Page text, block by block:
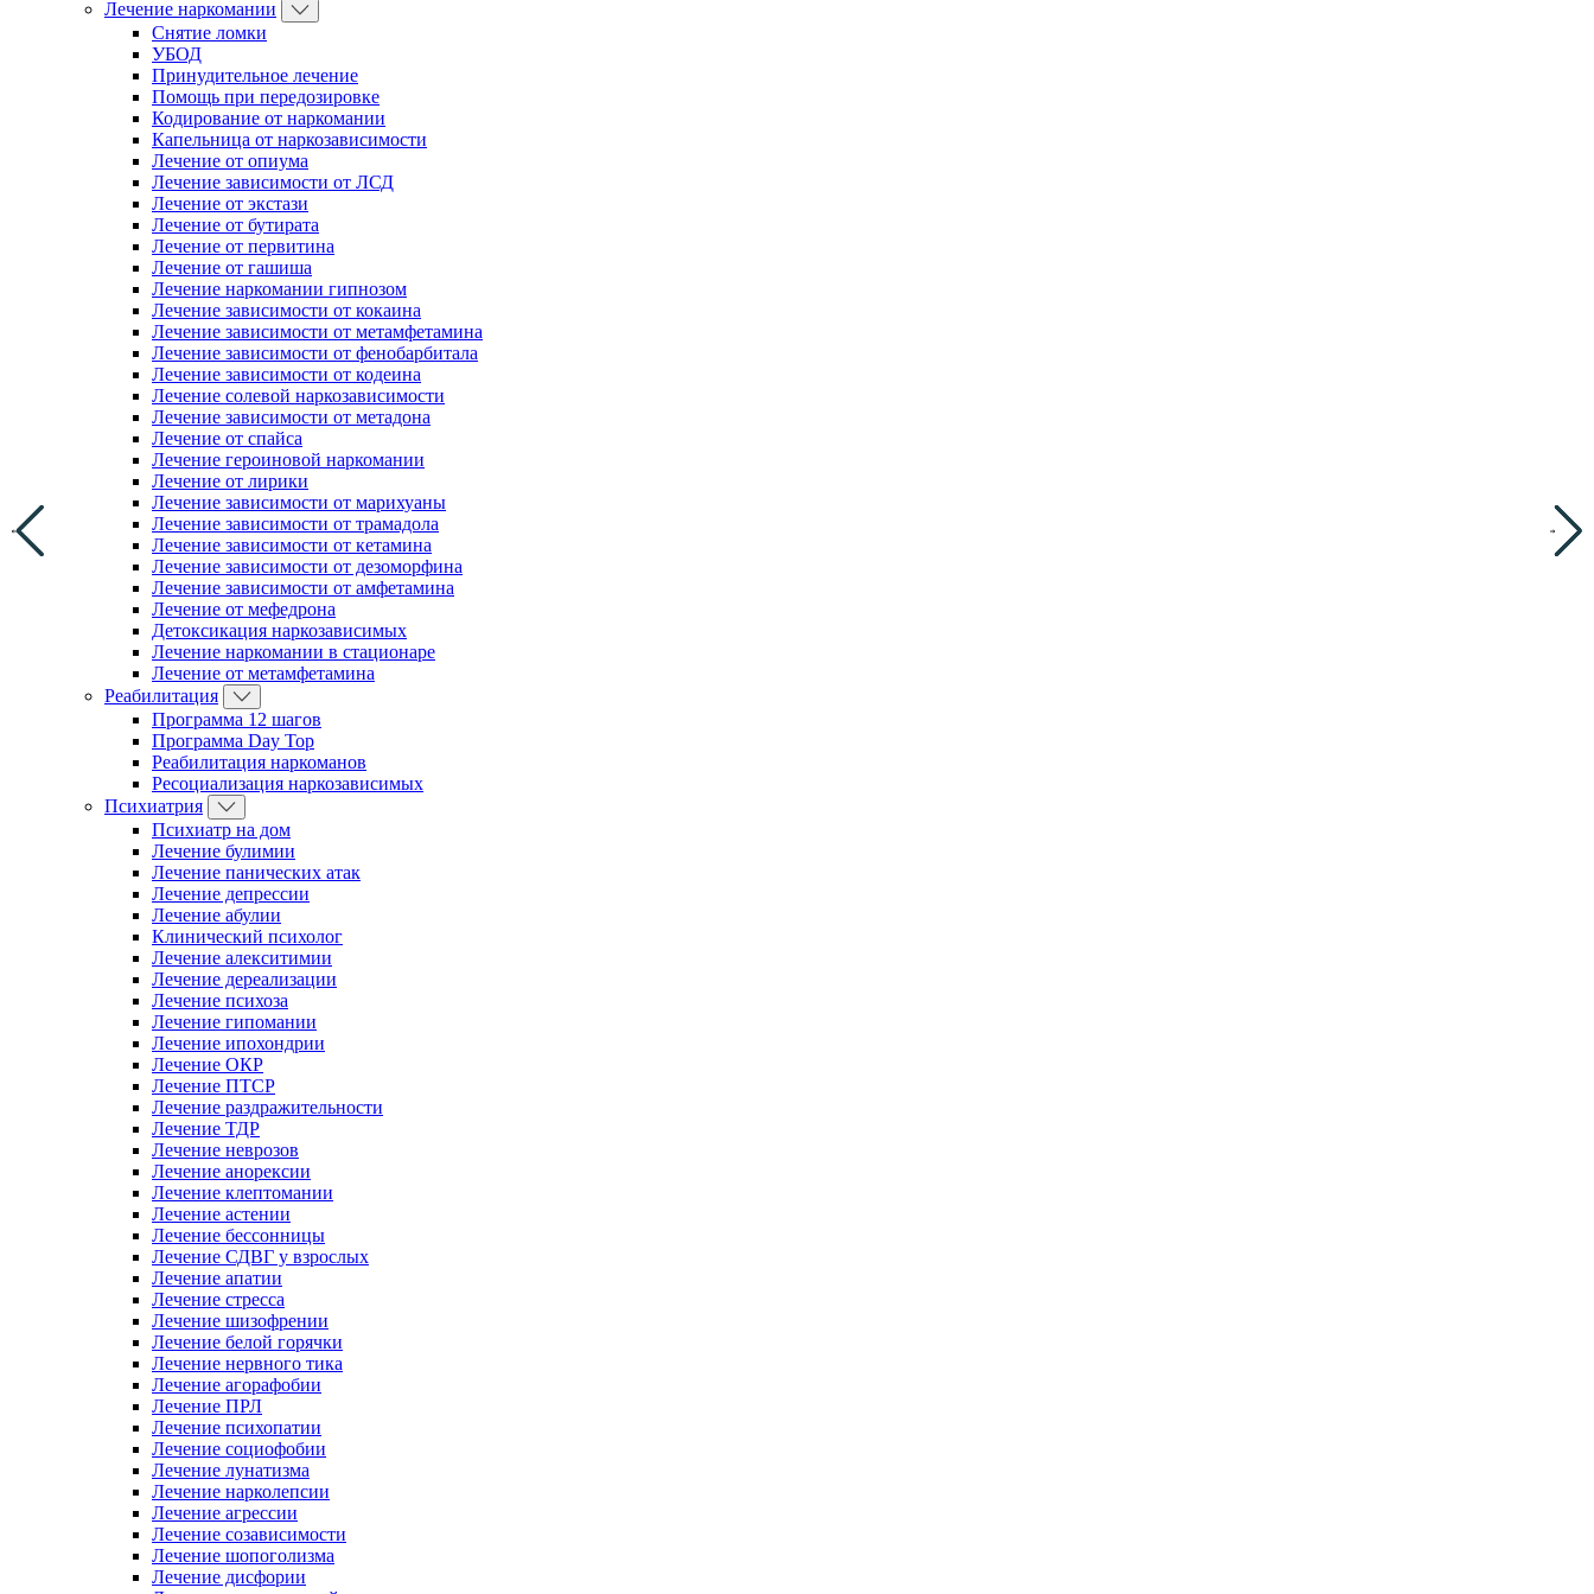
Лечение наркомании
Снятие ломки
УБОД
Принудительное лечение
Помощь при передозировке
Кодирование от наркомании
Капельница от наркозависимости
Лечение от опиума
Лечение зависимости от ЛСД
Лечение от экстази
Лечение от бутирата
Лечение от первитина
Лечение от гашиша
Лечение наркомании гипнозом
Лечение зависимости от кокаина
Лечение зависимости от метамфетамина
Лечение зависимости от фенобарбитала
Лечение зависимости от кодеина
Лечение солевой наркозависимости
Лечение зависимости от метадона
Лечение от спайса
Лечение героиновой наркомании
Лечение от лирики
Лечение зависимости от марихуаны
Лечение зависимости от трамадола
Лечение зависимости от кетамина
Лечение зависимости от дезоморфина
Лечение зависимости от амфетамина
Лечение от мефедрона
Детоксикация наркозависимых
Лечение наркомании в стационаре
Лечение от метамфетамина
Реабилитация
Программа 12 шагов
Программа Day Top
Реабилитация наркоманов
Ресоциализация наркозависимых
Психиатрия
Психиатр на дом
Лечение булимии
Лечение панических атак
Лечение депрессии
Лечение абулии
Клинический психолог
Лечение алекситимии
Лечение дереализации
Лечение психоза
Лечение гипомании
Лечение ипохондрии
Лечение ОКР
Лечение ПТСР
Лечение раздражительности
Лечение ТДР
Лечение неврозов
Лечение анорексии
Лечение клептомании
Лечение астении
Лечение бессонницы
Лечение СДВГ у взрослых
Лечение апатии
Лечение стресса
Лечение шизофрении
Лечение белой горячки
Лечение нервного тика
Лечение агорафобии
Лечение ПРЛ
Лечение психопатии
Лечение социофобии
Лечение лунатизма
Лечение нарколепсии
Лечение агрессии
Лечение созависимости
Лечение шопоголизма
Лечение дисфории